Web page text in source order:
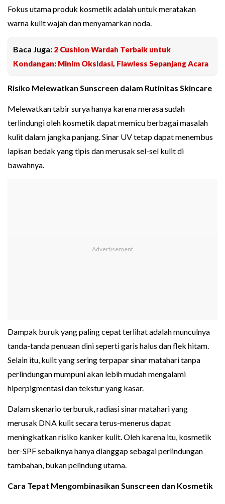
Fokus utama produk kosmetik adalah untuk meratakan
warna kulit wajah dan menyamarkan noda.
Baca Juga: 2 Cushion Wardah Terbaik untuk
Kondangan: Minim Oksidasi, Flawless Sepanjang Acara
Risiko Melewatkan Sunscreen dalam Rutinitas Skincare
Melewatkan tabir surya hanya karena merasa sudah
terlindungi oleh kosmetik dapat memicu berbagai masalah
kulit dalam jangka panjang. Sinar UV tetap dapat menembus
lapisan bedak yang tipis dan merusak sel-sel kulit di
bawahnya.
Dampak buruk yang paling cepat terlihat adalah munculnya
tanda-tanda penuaan dini seperti garis halus dan flek hitam.
Selain itu, kulit yang sering terpapar sinar matahari tanpa
perlindungan mumpuni akan lebih mudah mengalami
hiperpigmentasi dan tekstur yang kasar.
Dalam skenario terburuk, radiasi sinar matahari yang
merusak DNA kulit secara terus-menerus dapat
meningkatkan risiko kanker kulit. Oleh karena itu, kosmetik
ber-SPF sebaiknya hanya dianggap sebagai perlindungan
tambahan, bukan pelindung utama.
Cara Tepat Mengombinasikan Sunscreen dan Kosmetik